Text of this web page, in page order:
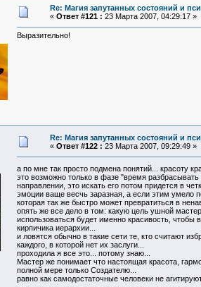
Re: Магия запутанных состояний и
« Ответ #121 : 23 Марта 2007, 04:29:17 »
Выразительно!
Re: Магия запутанных состояний и
« Ответ #122 : 23 Марта 2007, 09:29:49 »
а по мне так просто подмена понятий... красоту
это возможно только в фазе "время
направлении, это искать его потом придется в
эмоции ваще весчь заразная, а если этим умело
которая так же быстро может превратиться в
опять же все дело в том: какую цель ушной
использоваться будет именно красивость, чтобы
кирпичика иерархии...
и ловятся обычно в такие сети те, кто считают
каждого, в которой нет их заслуги...
проходила я все это... потому знаю...
Мастер же понимает что настоящая красота,
полной мере только Создателю...
равно как самодостаточные человеки не